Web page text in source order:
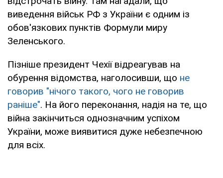
виведення військ РФ з України є одним із
обов'язкових пунктів Формули миру
Зеленського.
Пізніше президент Чехії відреагував на
обурення відомства, наголосивши, що не
говорив "нічого такого, чого не говорив
раніше". На його переконання, надія на те, що
війна закінчиться однозначним успіхом
України, може виявитися дуже небезпечною
для всіх.